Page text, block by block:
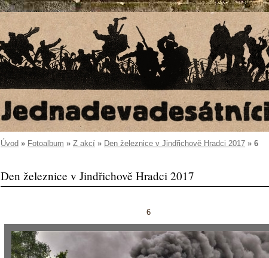
Úvod » Fotoalbum » Z akcí » Den železnice v Jindřichově Hradci 2017 » 6
Den železnice v Jindřichově Hradci 2017
6